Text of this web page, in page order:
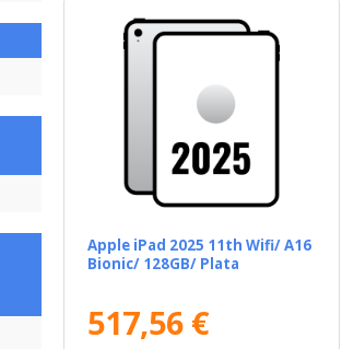
Apple iPad 2025 11th Wifi/ A16
Bionic/ 128GB/ Plata
517,56 €